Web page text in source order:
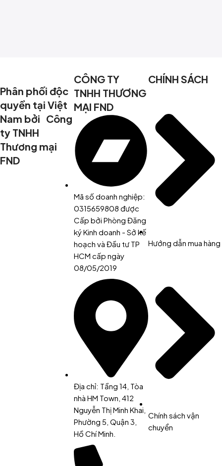
Phân phối độc
quyền tại Việt
Nam bởi Công
ty TNHH
Thương mại
FND
CÔNG TY
TNHH THƯƠNG
MẠI FND
Mã số doanh nghiệp:
0315659808 được
Cấp bởi Phòng Đăng
ký Kinh doanh - Sở kế
hoạch và Đầu tư TP
HCM cấp ngày
08/05/2019
Địa chỉ: Tầng 14, Tòa
nhà HM Town, 412
Nguyễn Thị Minh Khai,
Phường 5, Quận 3,
Hồ Chí Minh.
CHÍNH SÁCH
Hướng dẫn mua hàng
Chính sách vận
chuyển